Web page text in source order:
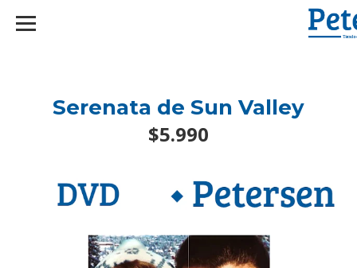
Serenata de Sun Valley
$5.990